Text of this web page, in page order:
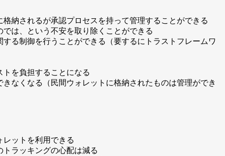
納されるが承認プロセスを持って管理することができる
は、という不安を取り除くことができる
る制御を行うことができる（要するにトラストフレームワ
を負担することになる
なくなる（民間ウォレットに格納されたものは管理ができ
ットを利用できる
ラッキングの心配は減る